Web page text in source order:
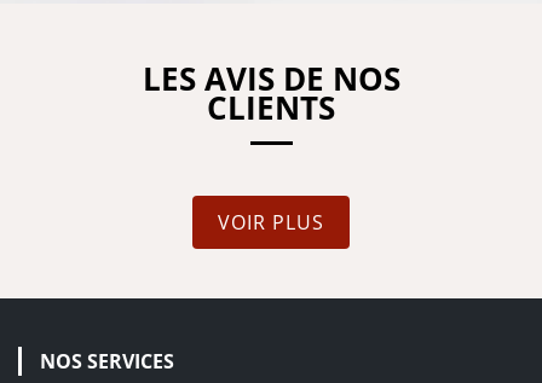
LES AVIS DE NOS
CLIENTS
VOIR PLUS
NOS SERVICES